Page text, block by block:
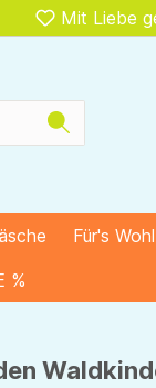
Mit Liebe
Für's
%